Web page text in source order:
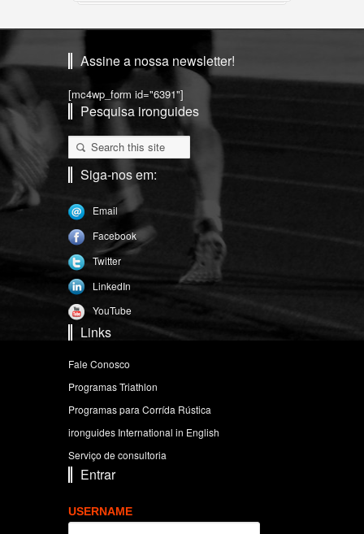
Assine a nossa newsletter!
[mc4wp_form id="6391"]
Pesquisa ironguides
Siga-nos em:
Email
Facebook
Twitter
LinkedIn
YouTube
Links
Fale Conosco
Programas Triathlon
Programas para Corrída Rústica
ironguides International in English
Serviço de consultoria
Entrar
USERNAME